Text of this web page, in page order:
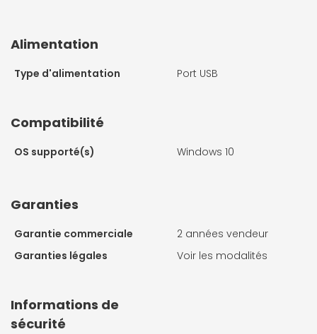
Alimentation
Type d'alimentation Port USB
Compatibilité
OS supporté(s) Windows 10
Garanties
Garantie commerciale
2 années vendeur
Garanties légales
Voir les modalités
Informations de
sécurité